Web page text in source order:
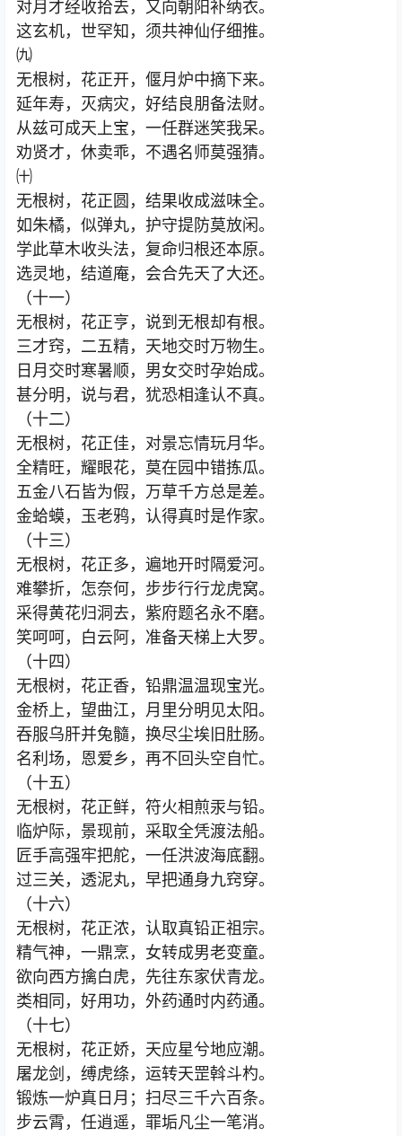
对月才经收拾去，又向朝阳补纳衣。
这玄机，世罕知，须共神仙仔细推。
㈨
无根树，花正开，偃月炉中摘下来。
延年寿，灭病灾，好结良朋备法财。
从兹可成天上宝，一任群迷笑我呆。
劝贤才，休卖乖，不遇名师莫强猜。
㈩
无根树，花正圆，结果收成滋味全。
如朱橘，似弹丸，护守提防莫放闲。
学此草木收头法，复命归根还本原。
选灵地，结道庵，会合先天了大还。
（十一）
无根树，花正亨，说到无根却有根。
三才窍，二五精，天地交时万物生。
日月交时寒暑顺，男女交时孕始成。
甚分明，说与君，犹恐相逢认不真。
（十二）
无根树，花正佳，对景忘情玩月华。
全精旺，耀眼花，莫在园中错拣瓜。
五金八石皆为假，万草千方总是差。
金蛤蟆，玉老鸦，认得真时是作家。
（十三）
无根树，花正多，遍地开时隔爱河。
难攀折，怎奈何，步步行行龙虎窝。
采得黄花归洞去，紫府题名永不磨。
笑呵呵，白云阿，准备天梯上大罗。
（十四）
无根树，花正香，铅鼎温温现宝光。
金桥上，望曲江，月里分明见太阳。
吞服乌肝并兔髓，换尽尘埃旧肚肠。
名利场，恩爱乡，再不回头空自忙。
（十五）
无根树，花正鲜，符火相煎汞与铅。
临炉际，景现前，采取全凭渡法船。
匠手高强牢把舵，一任洪波海底翻。
过三关，透泥丸，早把通身九窍穿。
（十六）
无根树，花正浓，认取真铅正祖宗。
精气神，一鼎烹，女转成男老变童。
欲向西方擒白虎，先往东家伏青龙。
类相同，好用功，外药通时内药通。
（十七）
无根树，花正娇，天应星兮地应潮。
屠龙剑，缚虎绦，运转天罡斡斗杓。
锻炼一炉真日月；扫尽三千六百条。
步云霄，任逍遥，罪垢凡尘一笔消。